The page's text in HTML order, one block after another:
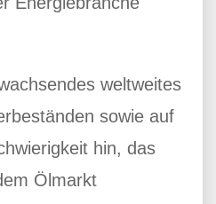
weltweites
sowie auf
hin, das
Ölmarkt